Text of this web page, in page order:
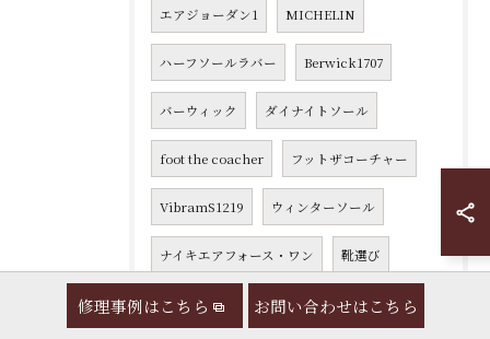
エアジョーダン1 MICHELIN
ハーフソールラバー Berwick1707
バーウィック ダイナイトソール
foot the coacher フットザコーチャー
VibramS1219 ウィンターソール
ナイキエアフォース・ワン 靴選び
MERRELL メレル ロッシ Rossi
修理事例はこちら お問い合わせはこちら